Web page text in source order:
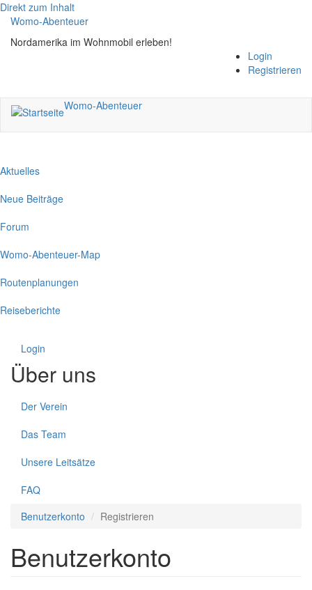
Direkt zum Inhalt
Womo-Abenteuer
Nordamerika im Wohnmobil erleben!
Login
Registrieren
Womo-Abenteuer
Aktuelles
Neue Beiträge
Forum
Womo-Abenteuer-Map
Routenplanungen
Reiseberichte
Login
Über uns
Der Verein
Das Team
Unsere Leitsätze
FAQ
Benutzerkonto
Registrieren
Benutzerkonto